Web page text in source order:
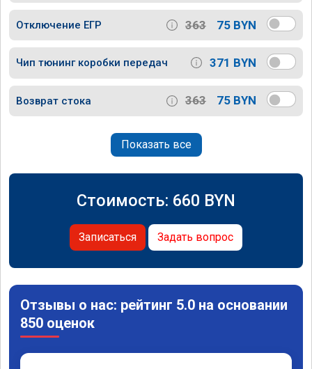
Отключение ЕГР 363 75 BYN
Чип тюнинг коробки передач 371 BYN
Возврат стока 363 75 BYN
Показать все
Стоимость: 660 BYN
Записаться Задать вопрос
Отзывы о нас: рейтинг 5.0 на основании
850 оценок